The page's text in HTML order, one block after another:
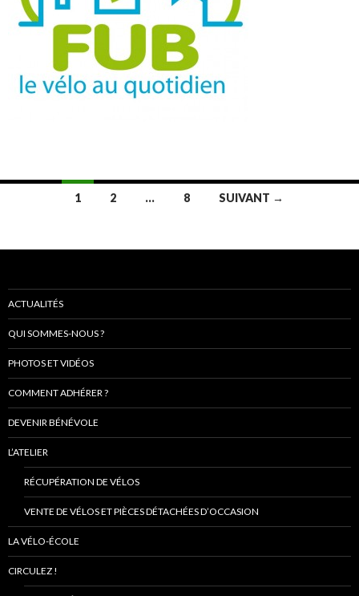
Navigation
sein
articles
1 2 … 8 SUIVANT →
ACTUALITÉS
QUI SOMMES-NOUS ?
PHOTOS ET VIDÉOS
COMMENT ADHÉRER ?
DEVENIR BÉNÉVOLE
L’ATELIER
RÉCUPÉRATION DE VÉLOS
VENTE DE VÉLOS ET PIÈCES DÉTACHÉES D’OCCASION
LA VÉLO-ÉCOLE
CIRCULEZ !